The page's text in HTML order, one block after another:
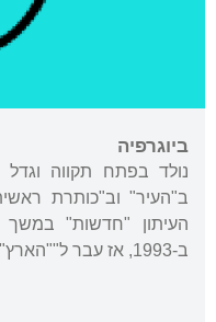
ביוגרפיה
נולד בפתח תקווה
ב"העיר" וב"כותרת
העיתון "חדשות"
ב-1993, אז עבר ל""הארץ"".